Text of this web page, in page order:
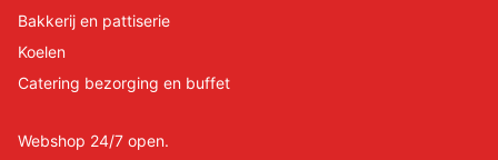
Bakkerij en pattiserie
Koelen
Catering bezorging en buffet
Webshop 24/7 open.